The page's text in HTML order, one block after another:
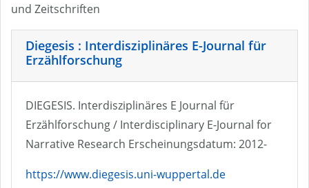
und Zeitschriften
Diegesis : Interdisziplinäres E-Journal für
Erzählforschung
DIEGESIS. Interdisziplinäres E Journal für
Erzählforschung / Interdisciplinary E-Journal for
Narrative Research Erscheinungsdatum: 2012-
https://www.diegesis.uni-wuppertal.de